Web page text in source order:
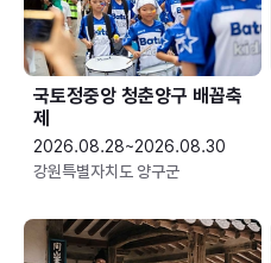
국토정중앙 청춘양구 배꼽축
제
2026.08.28~2026.08.30
강원특별자치도 양구군